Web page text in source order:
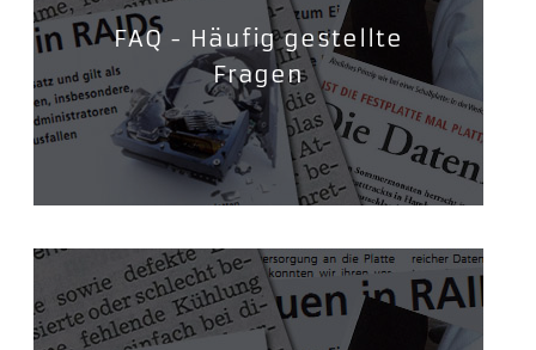
FAQ - Häufig gestellte
Fragen